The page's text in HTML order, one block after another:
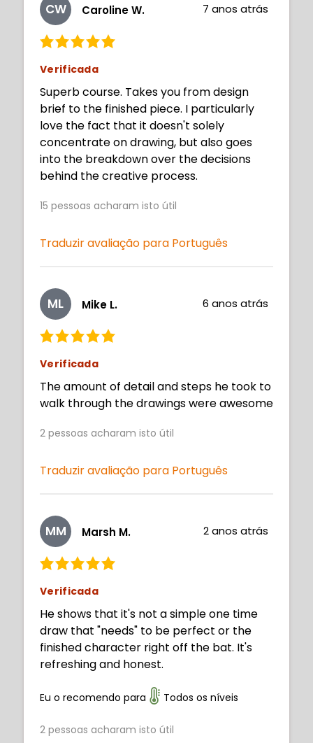
CW Caroline W. 7 anos atrás
Verificada
Superb course. Takes you from design
brief to the finished piece. I particularly
love the fact that it doesn't solely
concentrate on drawing, but also goes
into the breakdown over the decisions
behind the creative process.
15 pessoas acharam isto útil
Traduzir avaliação para Português
ML Mike L. 6 anos atrás
Verificada
The amount of detail and steps he took to
walk through the drawings were awesome
2 pessoas acharam isto útil
Traduzir avaliação para Português
MM Marsh M. 2 anos atrás
Verificada
He shows that it's not a simple one time
draw that "needs" to be perfect or the
finished character right off the bat. It's
refreshing and honest.
Eu o recomendo para Todos os níveis
2 pessoas acharam isto útil